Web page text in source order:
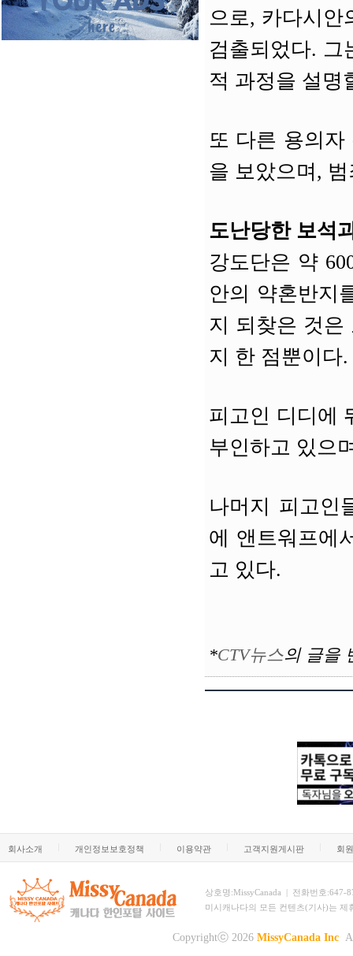
으로, 카다시안
검출되었다. 그
적 과정을 설명
또 다른 용의자
을 보았으며,
도난당한 보석
강도단은 약
안의 약혼반지
지 되찾은 것은
지 한 점뿐이다.
피고인 디디에
부인하고 있으
나머지 피고인
에 앤트워프에
고 있다.
*CTV뉴스의 글을
회사소개 개인정보보호정책 이용약관 고객지원게시판 회
상호명:MissyCanada | 전화번호:647-
미시캐나다의 모든 컨텐츠(기사)는
Copyrightⓒ 2026 MissyCanada Inc